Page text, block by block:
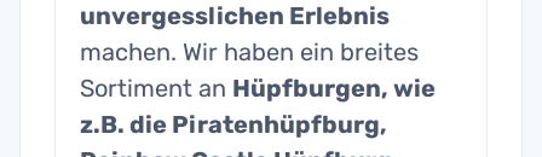
unvergesslichen Erlebnis
machen. Wir haben ein breites
Sortiment an Hüpfburgen, wie
z.B. die Piratenhüpfburg,